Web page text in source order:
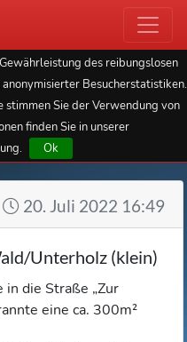
des reibungslosen
Besucherstatistiken.
Sie der Verwendung von
finden Sie in unserer
Ok
20. Juli 2022 16:49
Unterholz (klein)
die Straße „Zur
eine ca. 300m²